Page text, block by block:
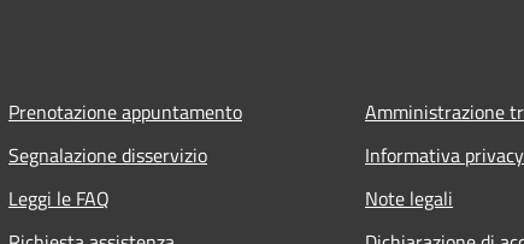
Prenotazione appuntamento
Segnalazione disservizio
Leggi le FAQ
Amministrazione
Informativa privacy
Note legali